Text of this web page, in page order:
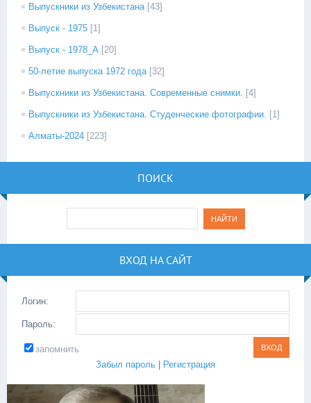
Выпускники из Узбекистана [43]
Выпуск - 1975 [1]
Выпуск - 1978_А [20]
50-летие выпуска 1972 года [32]
Выпускники из Узбекистана. Современные снимки. [4]
Выпускники из Узбекистана. Студенческие фотографии. [1]
Алматы-2024 [223]
ПОИСК
ВХОД НА САЙТ
Логин:
Пароль:
запомнить
Забыл пароль | Регистрация